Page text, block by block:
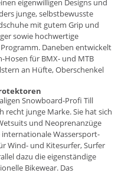
eigenwilligen Designs und
junge, selbstbewusste
mit gutem Grip und
sowie hochwertige
Daneben entwickelt
Hosen für BMX- und MTB
an Hüfte, Oberschenkel
Snowboard-Profi Till
recht junge Marke. Sie hat sich
und Neoprenanzüge
Wassersport-
Wind- und Kitesurfer, Surfer
dazu die eigenständige
Bikewear. Das